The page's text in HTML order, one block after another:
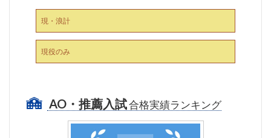
現・浪計
現役のみ
AO・推薦入試合格実績ランキング